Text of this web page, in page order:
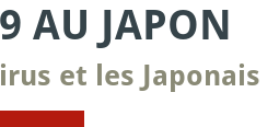
AU JAPON
et les Japonais